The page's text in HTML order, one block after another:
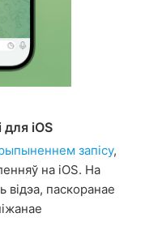
для iOS
запісу,
на iOS. На
паскоранае